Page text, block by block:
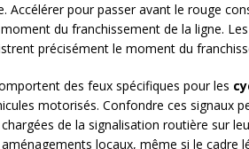
Accélérer pour passer avant le rouge
du franchissement de la ligne. Les
précisément le moment du
des feux spécifiques pour les
motorisés. Confondre ces signaux
de la signalisation routière sur
locaux, même si le cadre